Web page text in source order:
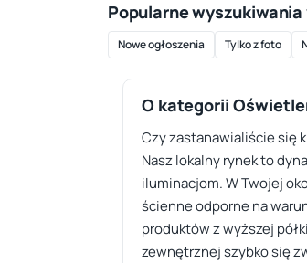
Popularne
Nowe ogłoszenia Tylko z foto
O kategorii
Czy zastanawialiście się
Nasz lokalny rynek to
iluminacjom. W Twojej
ścienne odporne na
produktów z wyższej
zewnętrznej szybko się